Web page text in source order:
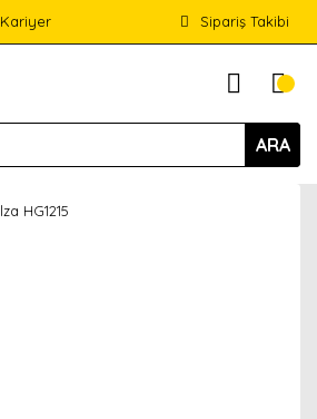
Kariyer Sipariş Takibi
ARA